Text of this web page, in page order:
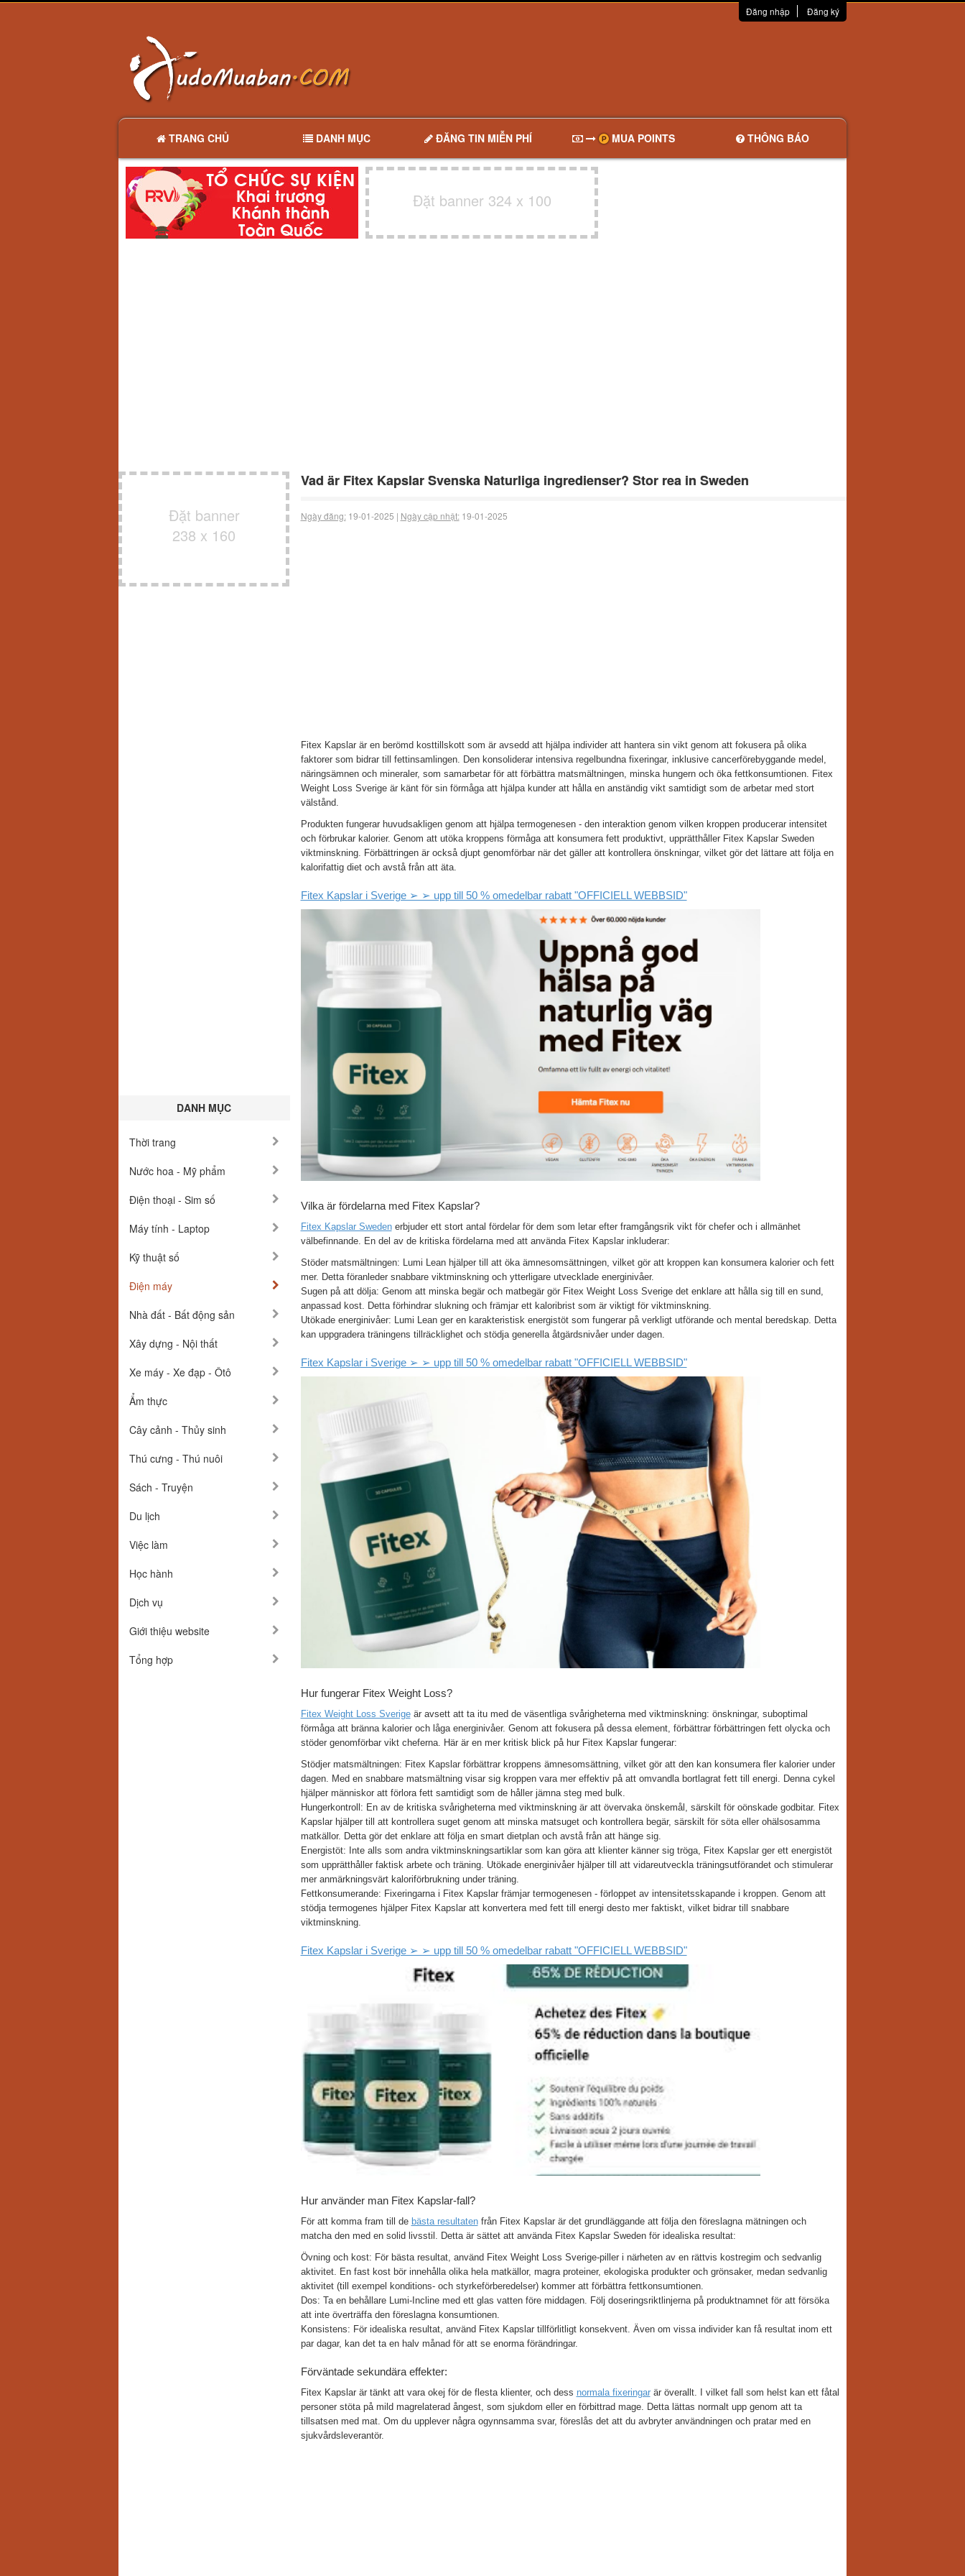
Đăng nhập Đăng ký
TRANG CHỦ DANH MỤC ĐĂNG TIN MIỄN PHÍ MUA POINTS THÔNG BÁO
Đặt banner 324 x 100
Đặt banner
238 x 160
DANH MỤC
Thời trang
Nước hoa - Mỹ phẩm
Điện thoại - Sim số
Máy tính - Laptop
Kỹ thuật số
Điện máy
Nhà đất - Bất động sản
Xây dựng - Nội thất
Xe máy - Xe đạp - Ôtô
Ẩm thực
Cây cảnh - Thủy sinh
Thú cưng - Thú nuôi
Sách - Truyện
Du lịch
Việc làm
Học hành
Dịch vụ
Giới thiệu website
Tổng hợp
Vad är Fitex Kapslar Svenska Naturliga ingredienser? Stor rea in Sweden
Ngày đăng:19-01-2025 | Ngày cập nhật:19-01-2025
Fitex Kapslar är en berömd kosttillskott som är avsedd att hjälpa individer att hantera sin vikt genom att fokusera på olika
faktorer som bidrar till fettinsamlingen. Den konsoliderar intensiva regelbundna fixeringar, inklusive cancerförebyggande medel,
näringsämnen och mineraler, som samarbetar för att förbättra matsmältningen, minska hungern och öka fettkonsumtionen. Fitex
Weight Loss Sverige är känt för sin förmåga att hjälpa kunder att hålla en anständig vikt samtidigt som de arbetar med stort
välstånd.
Produkten fungerar huvudsakligen genom att hjälpa termogenesen - den interaktion genom vilken kroppen producerar intensitet
och förbrukar kalorier. Genom att utöka kroppens förmåga att konsumera fett produktivt, upprätthåller Fitex Kapslar Sweden
viktminskning. Förbättringen är också djupt genomförbar när det gäller att kontrollera önskningar, vilket gör det lättare att följa en
kalorifattig diet och avstå från att äta.
Fitex Kapslar i Sverige ➢ ➢ upp till 50 % omedelbar rabatt "OFFICIELL WEBBSID"
Vilka är fördelarna med Fitex Kapslar?
Fitex Kapslar Swedenerbjuder ett stort antal fördelar för dem som letar efter framgångsrik vikt för chefer och i allmänhet
välbefinnande. En del av de kritiska fördelarna med att använda Fitex Kapslar inkluderar:
Stöder matsmältningen: Lumi Lean hjälper till att öka ämnesomsättningen, vilket gör att kroppen kan konsumera kalorier och fett
mer. Detta föranleder snabbare viktminskning och ytterligare utvecklade energinivåer.
Sugen på att dölja: Genom att minska begär och matbegär gör Fitex Weight Loss Sverige det enklare att hålla sig till en sund,
anpassad kost. Detta förhindrar slukning och främjar ett kaloribrist som är viktigt för viktminskning.
Utökade energinivåer: Lumi Lean ger en karakteristisk energistöt som fungerar på verkligt utförande och mental beredskap. Detta
kan uppgradera träningens tillräcklighet och stödja generella åtgärdsnivåer under dagen.
Fitex Kapslar i Sverige ➢ ➢ upp till 50 % omedelbar rabatt "OFFICIELL WEBBSID"
Hur fungerar Fitex Weight Loss?
Fitex Weight Loss Sverigeär avsett att ta itu med de väsentliga svårigheterna med viktminskning: önskningar, suboptimal
förmåga att bränna kalorier och låga energinivåer. Genom att fokusera på dessa element, förbättrar förbättringen fett olycka och
stöder genomförbar vikt cheferna. Här är en mer kritisk blick på hur Fitex Kapslar fungerar:
Stödjer matsmältningen: Fitex Kapslar förbättrar kroppens ämnesomsättning, vilket gör att den kan konsumera fler kalorier under
dagen. Med en snabbare matsmältning visar sig kroppen vara mer effektiv på att omvandla bortlagrat fett till energi. Denna cykel
hjälper människor att förlora fett samtidigt som de håller jämna steg med bulk.
Hungerkontroll: En av de kritiska svårigheterna med viktminskning är att övervaka önskemål, särskilt för oönskade godbitar. Fitex
Kapslar hjälper till att kontrollera suget genom att minska matsuget och kontrollera begär, särskilt för söta eller ohälsosamma
matkällor. Detta gör det enklare att följa en smart dietplan och avstå från att hänge sig.
Energistöt: Inte alls som andra viktminskningsartiklar som kan göra att klienter känner sig tröga, Fitex Kapslar ger ett energistöt
som upprätthåller faktisk arbete och träning. Utökade energinivåer hjälper till att vidareutveckla träningsutförandet och stimulerar
mer anmärkningsvärt kaloriförbrukning under träning.
Fettkonsumerande: Fixeringarna i Fitex Kapslar främjar termogenesen - förloppet av intensitetsskapande i kroppen. Genom att
stödja termogenes hjälper Fitex Kapslar att konvertera med fett till energi desto mer faktiskt, vilket bidrar till snabbare
viktminskning.
Fitex Kapslar i Sverige ➢ ➢ upp till 50 % omedelbar rabatt "OFFICIELL WEBBSID"
Hur använder man Fitex Kapslar-fall?
För att komma fram till de bästa resultatenfrån Fitex Kapslar är det grundläggande att följa den föreslagna mätningen och
matcha den med en solid livsstil. Detta är sättet att använda Fitex Kapslar Sweden för idealiska resultat:
Övning och kost: För bästa resultat, använd Fitex Weight Loss Sverige-piller i närheten av en rättvis kostregim och sedvanlig
aktivitet. En fast kost bör innehålla olika hela matkällor, magra proteiner, ekologiska produkter och grönsaker, medan sedvanlig
aktivitet (till exempel konditions- och styrkeförberedelser) kommer att förbättra fettkonsumtionen.
Dos: Ta en behållare Lumi-Incline med ett glas vatten före middagen. Följ doseringsriktlinjerna på produktnamnet för att försöka
att inte överträffa den föreslagna konsumtionen.
Konsistens: För idealiska resultat, använd Fitex Kapslar tillförlitligt konsekvent. Även om vissa individer kan få resultat inom ett
par dagar, kan det ta en halv månad för att se enorma förändringar.
Förväntade sekundära effekter:
Fitex Kapslar är tänkt att vara okej för de flesta klienter, och dess normala fixeringarär överallt. I vilket fall som helst kan ett fåtal
personer stöta på mild magrelaterad ångest, som sjukdom eller en förbittrad mage. Detta lättas normalt upp genom att ta
tillsatsen med mat. Om du upplever några ogynnsamma svar, föreslås det att du avbryter användningen och pratar med en
sjukvårdsleverantör.